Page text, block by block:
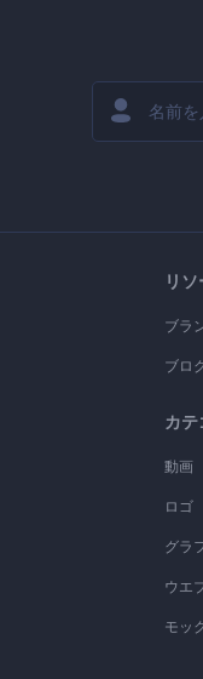
リ
ブラ
ブロ
カ
動画
ロゴ
グラ
ウエ
モッ